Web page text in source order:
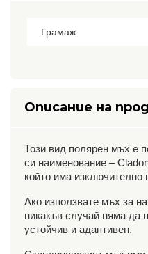
Грамаж
Описание на
Този вид полярен мъх е
си наименование –
който има изключително
Ако използвате мъх за
никакъв случай няма да
устойчив и адаптивен.